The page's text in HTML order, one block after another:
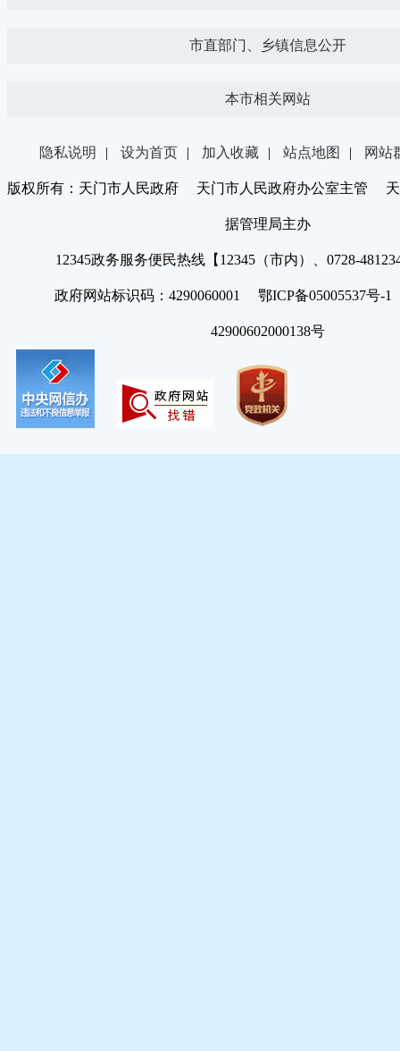
市直部门、乡镇信息公开
本市相关网站
隐私说明 | 设为首页 | 加入收藏 | 站点地图 | 网站
版权所有：天门市人民政府 天门市人民政府办公室主管 天
据管理局主办
12345政务服务便民热线【12345（市内）、0728-
政府网站标识码：4290060001 鄂ICP备05005537号
42900602000138号